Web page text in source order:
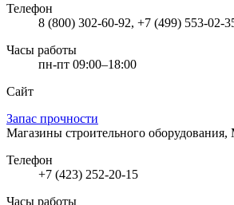
Телефон
8 (800) 302-60-92, +7 (499) 553-02-
Часы работы
пн-пт 09:00–18:00
Сайт
Запас прочности
Магазины строительного
Телефон
+7 (423) 252-20-15
Часы работы